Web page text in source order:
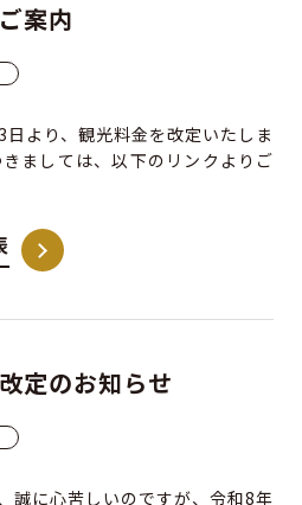
案内
より、観光料金を改定いたしま
ましては、以下のリンクよりご
定のお知らせ
誠に心苦しいのですが、令和8年